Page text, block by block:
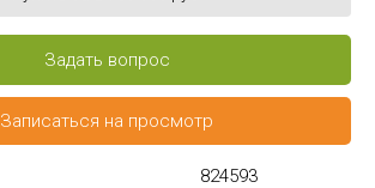
Задать вопрос
Записаться на просмотр
824593